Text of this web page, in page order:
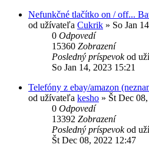
Nefunkčné tlačítko on / off...
od užívateľa Cukrik » So Jan
0 Odpovedí
15360 Zobrazení
Posledný príspevokod
So Jan 14, 2023 15:21
Telefóny z ebay/amazon
od užívateľa kesho » Št Dec
0 Odpovedí
13392 Zobrazení
Posledný príspevokod
Št Dec 08, 2022 12:47